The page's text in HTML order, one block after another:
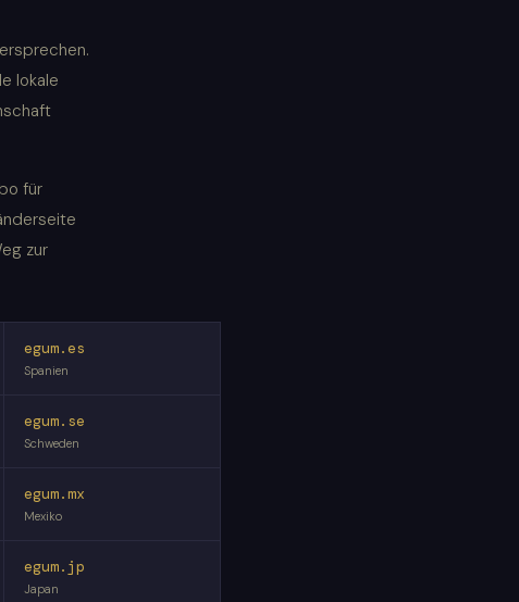
lokale
für
zur
egum.es
Spanien
egum.se
Schweden
egum.mx
Mexiko
egum.jp
Japan